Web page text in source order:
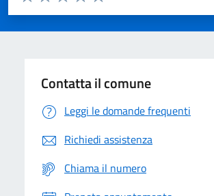
Valuta 5 stelle su 5
Valuta 4 stelle su 5
Valuta 3 stelle su 5
Valuta 2 stelle su 5
Valuta 1 stelle su 5
Contatta il comune
Leggi le domande frequenti
Richiedi assistenza
Chiama il numero